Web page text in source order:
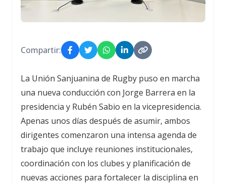
Compartir:
La Unión Sanjuanina de Rugby puso en marcha
una nueva conducción con Jorge Barrera en la
presidencia y Rubén Sabio en la vicepresidencia.
Apenas unos días después de asumir, ambos
dirigentes comenzaron una intensa agenda de
trabajo que incluye reuniones institucionales,
coordinación con los clubes y planificación de
nuevas acciones para fortalecer la disciplina en